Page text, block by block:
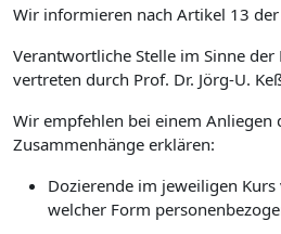
Wir informieren nach Artikel 13
Verantwortliche Stelle im Sinne
vertreten durch Prof. Dr. Jörg-U.
Wir empfehlen bei einem Anliegen
Zusammenhänge erklären:
Dozierende im jeweiligen
welcher Form